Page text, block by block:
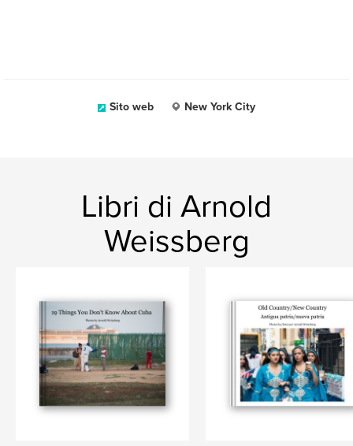
Sito web New York City
Libri di Arnold
Weissberg